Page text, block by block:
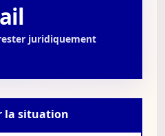
juridiquement
la situation